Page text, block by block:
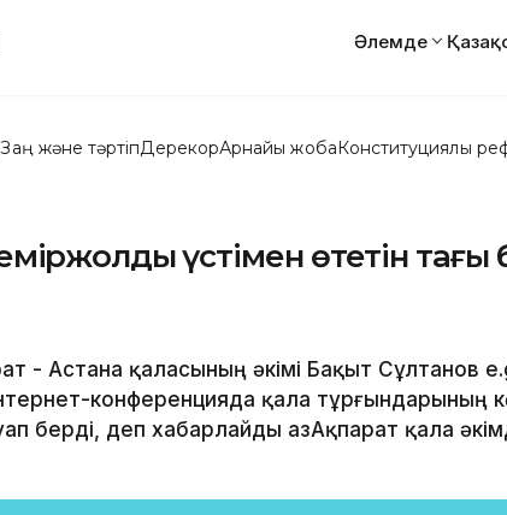
Әлемде
Заң және тәртіпДерекқорАрнайы жобаКонституциялық
үстімен өтетін тағы
- Астана қаласының әкімі Бақыт Сұлтанов
конференцияда қала тұрғындарының
берді, деп хабарлайды ҚазАқпарат қала